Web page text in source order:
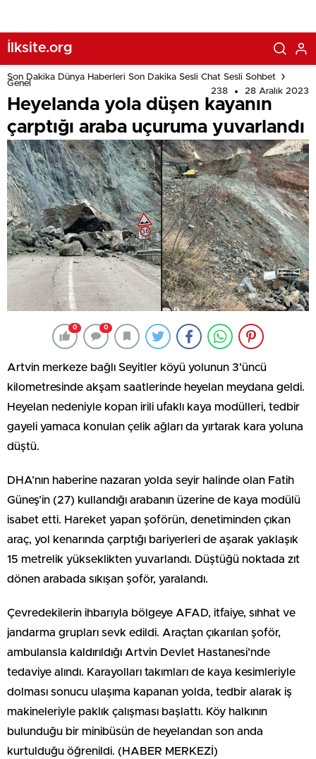
İlksite.org
Son Dakika Dünya Haberleri Son Dakika Sesli Chat Sesli Sohbet
Genel
238
28 Aralık 2023
Heyelanda yola düşen kayanın
çarptığı araba uçuruma yuvarlandı
0 0
Artvin merkeze bağlı Seyitler köyü yolunun 3’üncü
kilometresinde akşam saatlerinde heyelan meydana geldi.
Heyelan nedeniyle kopan irili ufaklı kaya modülleri, tedbir
gayeli yamaca konulan çelik ağları da yırtarak kara yoluna
düştü.
DHA’nın haberine nazaran yolda seyir halinde olan Fatih
Güneş’in (27) kullandığı arabanın üzerine de kaya modülü
isabet etti. Hareket yapan şoförün, denetiminden çıkan
araç, yol kenarında çarptığı bariyerleri de aşarak yaklaşık
15 metrelik yükseklikten yuvarlandı. Düştüğü noktada zıt
dönen arabada sıkışan şoför, yaralandı.
Çevredekilerin ihbarıyla bölgeye AFAD, itfaiye, sıhhat ve
jandarma grupları sevk edildi. Araçtan çıkarılan şoför,
ambulansla kaldırıldığı Artvin Devlet Hastanesi’nde
tedaviye alındı. Karayolları takımları de kaya kesimleriyle
dolması sonucu ulaşıma kapanan yolda, tedbir alarak iş
makineleriyle paklık çalışması başlattı. Köy halkının
bulunduğu bir minibüsün de heyelandan son anda
kurtulduğu öğrenildi. (HABER MERKEZİ)